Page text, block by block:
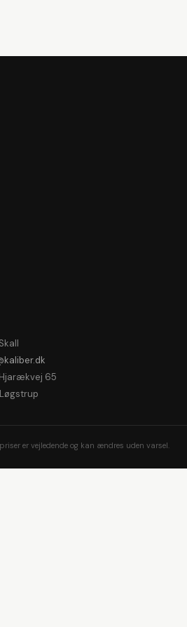
Hjarækvej 65
er vejledende og kan ændres uden varsel.